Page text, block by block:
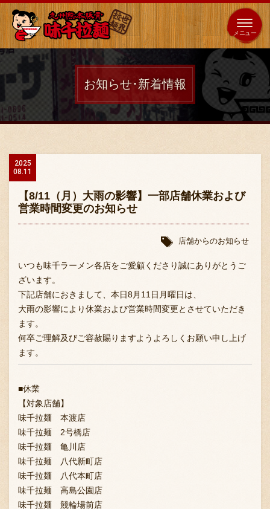
全国
展開 海外 653 店 64 店
ホーム
店舗案内
味千の取り組み
お問い合わせ
ブランド一覧
お知らせ･新着情報
2025
08.11
【8/11（月）大雨の影響】一部店舗休業および
営業時間変更のお知らせ
店舗からのお知らせ
いつも味千ラーメン各店をご愛顧くださり誠にありがとうご
ざいます。
下記店舗におきまして、本日8月11日月曜日は、
大雨の影響により休業および営業時間変更とさせていただき
ます。
何卒ご理解及びご容赦賜りますようよろしくお願い申し上げ
ます。
■休業
【対象店舗】
味千拉麺 本渡店
味千拉麺 2号橋店
味千拉麺 亀川店
味千拉麺 八代新町店
味千拉麺 八代本町店
味千拉麺 高島公園店
味千拉麺 競輪場前店